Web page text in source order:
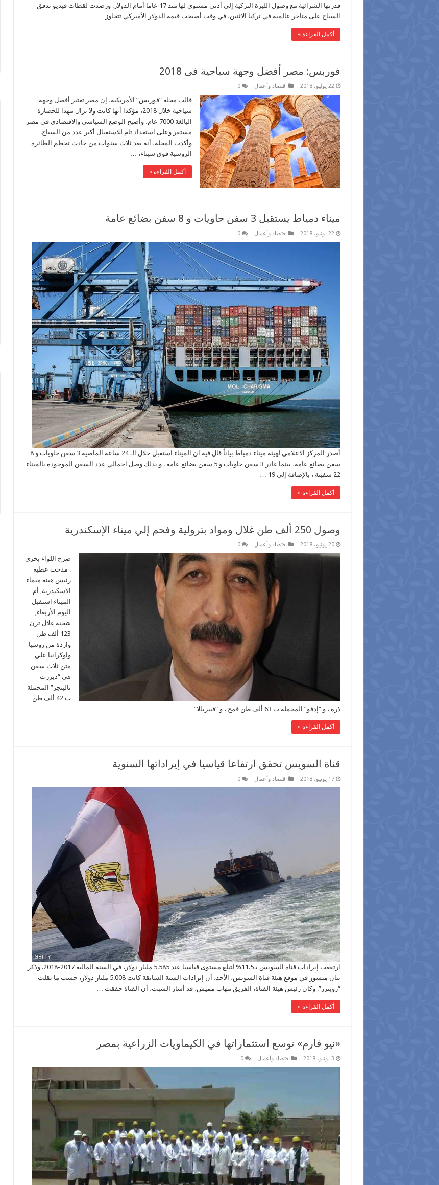
قدرتها الشرائية مع وصول الليرة التركية إلى أدنى مستوى لها منذ 17 عاما أمام الدولار. ورصدت لقطات فيديو تدفق
السياح على متاجر عالمية في تركيا الاثنين، في وقت أصبحت قيمة الدولار الأميركي تتجاوز …
أكمل القراءة »
فوربس: مصر أفضل وجهة سياحية فى 2018
22 يوليو، 2018 اقتصاد وأعمال 0
قالت مجلة “فوربس” الأمريكية، إن مصر تعتبر أفضل وجهة
سياحية خلال 2018، مؤكدا أنها كانت ولا تزال مهدا للحضارة
البالغة 7000 عام، وأصبح الوضع السياسى والاقتصادى فى مصر
مستقر وعلى استعداد تام للاستقبال أكبر عدد من السياح.
وأكدت المجلة، أنه بعد ثلاث سنوات من حادث تحطم الطائرة
الروسية فوق سيناء، …
أكمل القراءة »
ميناء دمياط يستقبل 3 سفن حاويات و 8 سفن بضائع عامة
22 يونيو، 2018 اقتصاد وأعمال 0
أصدر المركز الاعلامي لهيئة ميناء دمياط بياناً قال فيه ان الميناء استقبل خلال الـ 24 ساعة الماضية 3 سفن حاويات و 8
سفن بضائع عامة، بينما غادر 3 سفن حاويات و 5 سفن بضائع عامة . و بذلك وصل اجمالي عدد السفن الموجودة بالميناء
22 سفينة ، بالإضافة إلى 19 …
أكمل القراءة »
وصول 250 ألف طن غلال ومواد بترولية وفحم إلي ميناء الإسكندرية
20 يونيو، 2018 اقتصاد وأعمال 0
صرح اللواء بحري
. مدحت عطية
رئيس هيئة ميماء
الاسكندرية, أم
الميناء استقبل
اليوم الأربعاء,
شحنة غلال تزن
123 ألف طن
واردة من روسيا
واوكرانيا علي
متن ثلاث سفن
هي “ديزرت
تالينجر” المحملة
ب 42 ألف طن
ذرة ، و “إدفو” المحملة ب 63 ألف طن قمح ، و “فيبريللا” …
أكمل القراءة »
قناة السويس تحقق ارتفاعا قياسيا في إيراداتها السنوية
17 يونيو، 2018 اقتصاد وأعمال 0
ارتفعت إيرادات قناة السويس بـ11.5% لتبلغ مستوى قياسيا عند 5.585 مليار دولار، في السنة المالية 2017-2018. وذكر
بيان منشور في موقع هيئة قناة السويس، الأحد، أن إيرادات السنة السابقة كانت 5.008 مليار دولار، حسب ما نقلت
“رويترز”. وكان رئيس هيئة القناة، الفريق مهاب مميش، قد أشار السبت، أن القناة حققت …
أكمل القراءة »
«نيو فارم» توسع استثماراتها في الكيماويات الزراعية بمصر
3 يونيو، 2018 اقتصاد وأعمال 0